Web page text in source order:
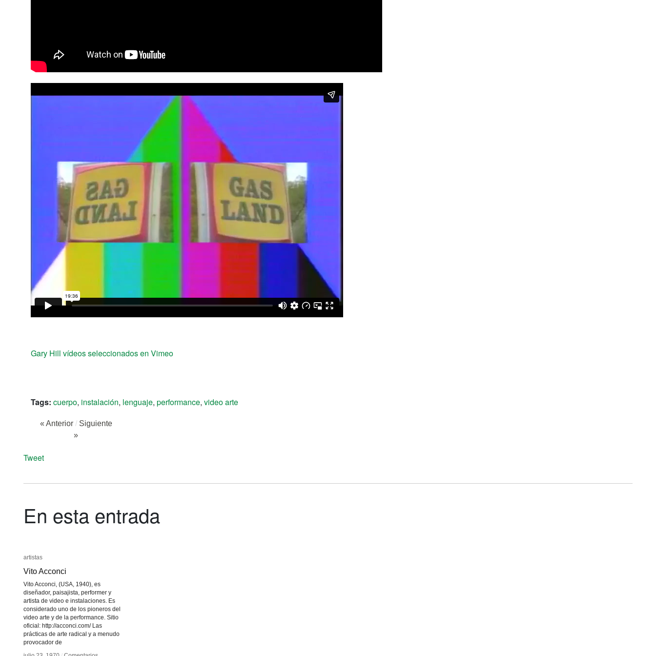
Gary Hill vídeos seleccionados en Vimeo
Tags: cuerpo, instalación, lenguaje, performance, video arte
« Anterior / Siguiente
»
Tweet
En esta entrada
artistas
Vito Acconci
Vito Acconci, (USA, 1940), es
diseñador, paisajista, performer y
artista de video e instalaciones. Es
considerado uno de los pioneros del
video arte y de la performance. Sitio
oficial: http://acconci.com/ Las
prácticas de arte radical y a menudo
provocador de
artistas
Vito Acconci